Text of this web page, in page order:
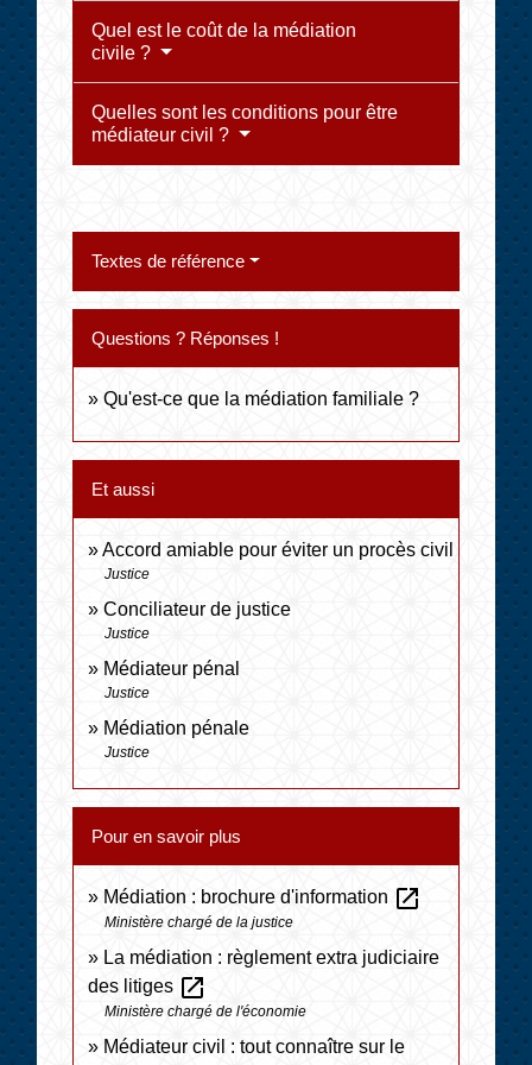
Quel est le coût de la médiation
civile ?
Quelles sont les conditions pour être
médiateur civil ?
Textes de référence
Questions ? Réponses !
Qu'est-ce que la médiation familiale ?
Et aussi
Accord amiable pour éviter un procès civil
Justice
Conciliateur de justice
Justice
Médiateur pénal
Justice
Médiation pénale
Justice
Pour en savoir plus
Médiation : brochure d'information open_in_new
Ministère chargé de la justice
La médiation : règlement extra judiciaire
des litiges open_in_new
Ministère chargé de l'économie
Médiateur civil : tout connaître sur le